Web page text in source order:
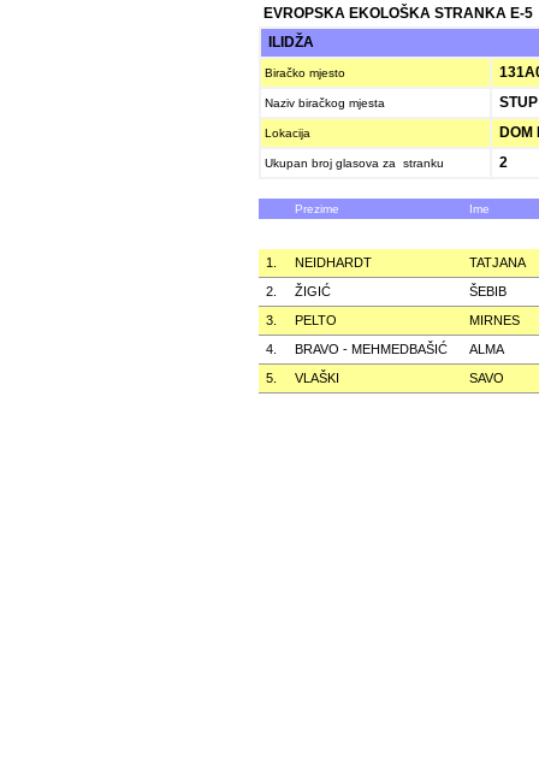
EVROPSKA EKOLOŠKA STRANKA E-5
ILIDŽA
Biračko mjesto
Naziv biračkog mjesta
Lokacija DOM
Ukupan broj glasova za stranku 2
Prezime Ime
1. NEIDHARDT
TATJANA
2.
ŽIGIĆ
ŠEBIB
3.
PELTO
MIRNES
4.
BRAVO - MEHMEDBAŠIĆ
ALMA
5.
VLAŠKI SAVO